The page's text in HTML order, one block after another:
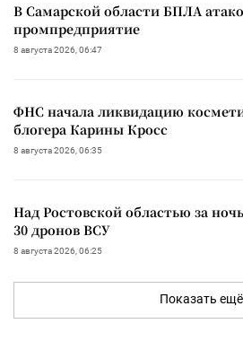
В Самарской области БПЛА
промпредприятие
8 августа 2026, 06:47
ФНС начала ликвидацию
блогера Карины Кросс
8 августа 2026, 06:35
Над Ростовской областью за
30 дронов ВСУ
8 августа 2026, 06:25
Показать ещё